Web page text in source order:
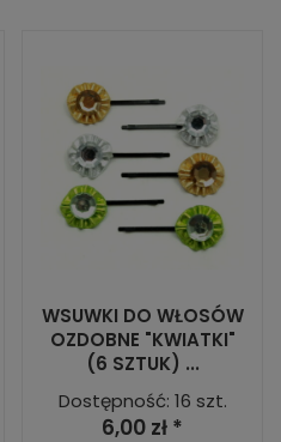
WSUWKI DO WŁOSÓW
OZDOBNE "KWIATKI"
(6 SZTUK) ...
Dostępność: 16 szt.
6,00 zł *